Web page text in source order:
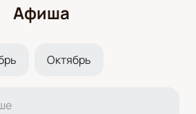
Афиша
Октябрь